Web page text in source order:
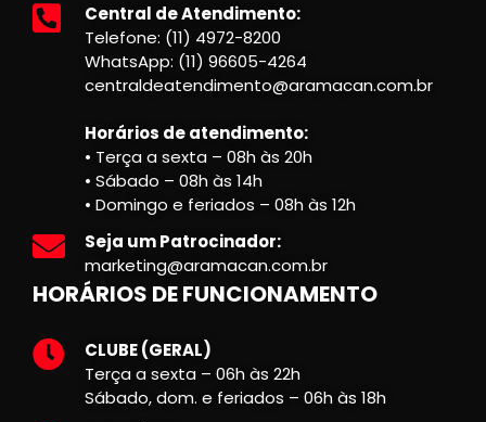
Central de Atendimento:
Telefone: (11) 4972-8200
WhatsApp: (11) 96605-4264
centraldeatendimento@aramacan.com.br
Horários de atendimento:
• Terça a sexta – 08h às 20h
• Sábado – 08h às 14h
• Domingo e feriados – 08h às 12h
Seja um Patrocinador:
marketing@aramacan.com.br
HORÁRIOS DE FUNCIONAMENTO
CLUBE (GERAL)
Terça a sexta – 06h às 22h
Sábado, dom. e feriados – 06h às 18h